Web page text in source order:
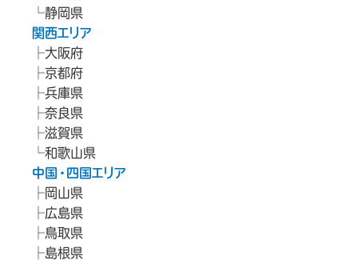
静岡県
関西エリア
大阪府
京都府
兵庫県
奈良県
滋賀県
和歌山県
中国・四国エリア
岡山県
広島県
鳥取県
島根県